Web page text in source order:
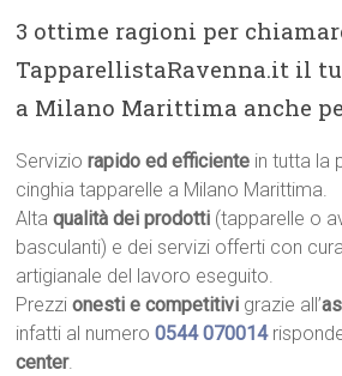
3 ottime ragioni per
TapparellistaRavenna.it il
a Milano Marittima anche
Serviziorapido ed efficiente in tutta la
cinghia tapparelle a Milano Marittima.
Altaqualità dei prodotti (tapparelle o
basculanti) e dei servizi offerti con
artigianale del lavoro eseguito.
Prezzionesti e competitivi grazie all’
infatti al numero0544 070014
center.